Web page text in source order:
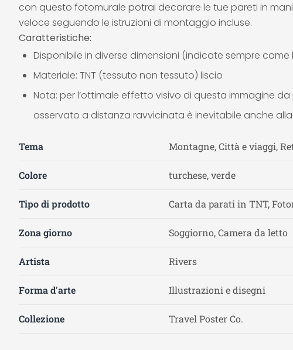
con questo fotomurale potrai decorare le tue pareti in
veloce seguendo le istruzioni di montaggio incluse.
Caratteristiche:
Disponibile in diverse dimensioni (indicate sempre
Materiale: TNT (tessuto non tessuto) liscio
Nota: per l’ottimale effetto visivo di questa immagine
osservato a distanza ravvicinata è inevitabile anche
Tema Montagne, Città e viaggi,
Colore turchese, verde
Tipo di prodotto Carta da parati in TNT,
Zona giorno Soggiorno, Camera da letto
Artista Rivers
Forma d'arte Illustrazioni e disegni
Collezione Travel Poster Co.